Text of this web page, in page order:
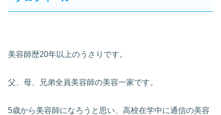
美容師歴20年以上のうさりです。
父、母、兄弟全員美容師の美容一家です。
5歳から美容師になろうと思い、高校在学中に通信の美容